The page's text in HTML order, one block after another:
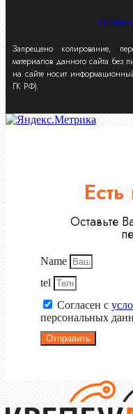
Запрещено копирование,
материалов данного сайта без
на сайте носит
ГК РФ).
Оставьте
Name
tel
Согласен с
персональных
Отправить